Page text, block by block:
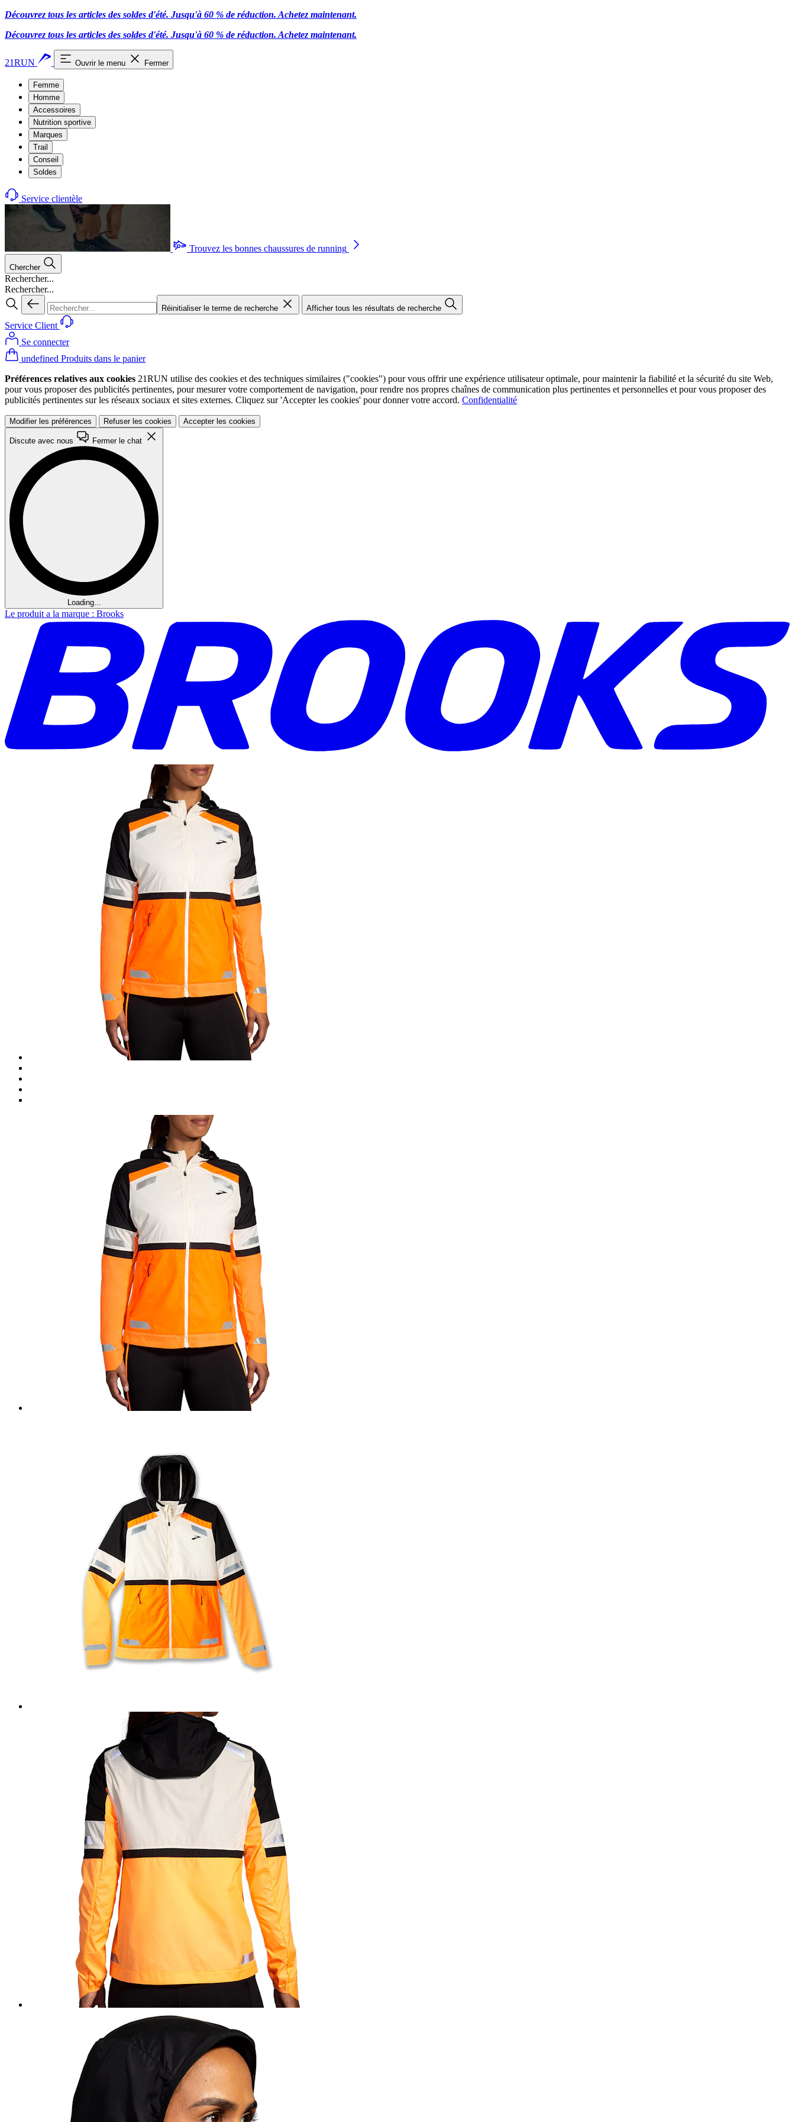
Découvrez tous les articles des soldes d'été. Jusqu'à 60 % de réduction. Achetez maintenant.
Découvrez tous les articles des soldes d'été. Jusqu'à 60 % de réduction. Achetez maintenant.
21RUN Ouvrir le menu Fermer
Femme
Homme
Accessoires
Nutrition sportive
Marques
Trail
Conseil
Soldes
Service clientèle
Trouvez les bonnes chaussures de running
Chercher
Rechercher...
Rechercher...
Réinitialiser le terme de recherche Afficher tous les résultats de recherche
Service Client
Se connecter
undefined Produits dans le panier
Préférences relatives aux cookies 21RUN utilise des cookies et des techniques similaires ("cookies") pour vous offrir une expérience utilisateur optimale, pour maintenir la fiabilité et la sécurité du site Web,
pour vous proposer des publicités pertinentes, pour mesurer votre comportement de navigation, pour rendre nos propres chaînes de communication plus pertinentes et personnelles et pour vous proposer des
publicités pertinentes sur les réseaux sociaux et sites externes. Cliquez sur 'Accepter les cookies' pour donner votre accord. Confidentialité
Modifier les préférences Refuser les cookies Accepter les cookies
Discute avec nous Fermer le chat
Loading...
Le produit a la marque : Brooks